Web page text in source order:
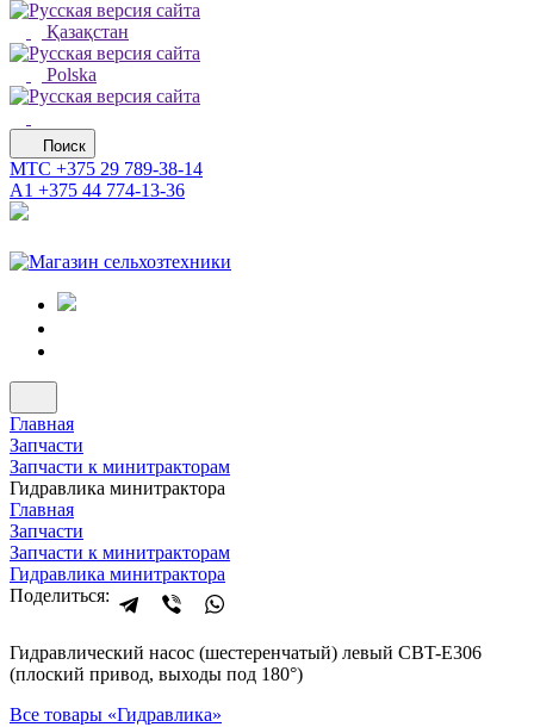
Қазақстан
Polska
Поиск
МТС +375 29 789-38-14
А1 +375 44 774-13-36
Главная
Запчасти
Запчасти к минитракторам
Гидравлика минитрактора
Главная
Запчасти
Запчасти к минитракторам
Гидравлика минитрактора
Поделиться:
Гидравлический насос (шестеренчатый) левый CBT-E306
(плоский привод, выходы под 180°)
Все товары «Гидравлика»